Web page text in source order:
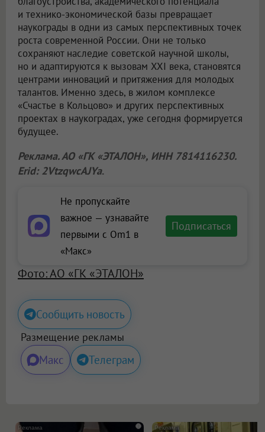
и технико-экономической базы превращает
наукограды в одни из самых перспективных точек
роста современной России. Они не только
сохраняют наследие советской научной школы,
но и адаптируются к вызовам XXI века, становятся
центрами инноваций и притяжения для молодых
талантов. Именно здесь, в жилом комплексе
«Счастье в Кольцово» и других перспективных
проектах в наукоградах, уже сегодня формируется
будущее.
Реклама. АО «ГК «ЭТАЛОН», ИНН 7814116230.
Erid: 2VtzqwcAJYa.
Не пропускайте
важное — узнавайте
первыми с Om1 в
«Макс»
Подписаться
Фото: АО «ГК «ЭТАЛОН»
Сообщить новость
Размещение рекламы
Макс Телеграм
i